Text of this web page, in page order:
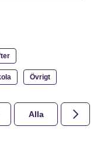
Övrigt
Alla 2026